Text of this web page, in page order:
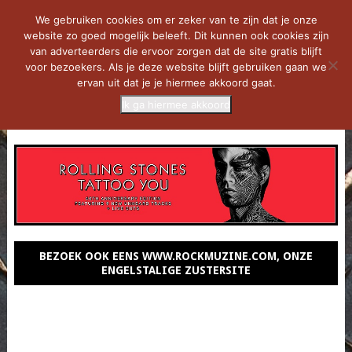
BEZOEK OOK EENS WWW.ROCKMUZINE.COM, ONZE
ENGELSTALIGE ZUSTERSITE
We gebruiken cookies om er zeker van te zijn dat je onze
website zo goed mogelijk beleeft. Dit kunnen ook cookies zijn
van adverteerders die ervoor zorgen dat de site gratis blijft
voor bezoekers. Als je deze website blijft gebruiken gaan we
ervan uit dat je je hiermee akkoord gaat.
Ik ga hiermee akkoord